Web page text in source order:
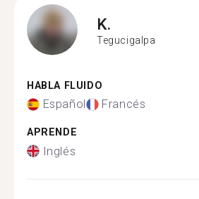
K.
Tegucigalpa
HABLA FLUIDO
Español Francés
APRENDE
Inglés